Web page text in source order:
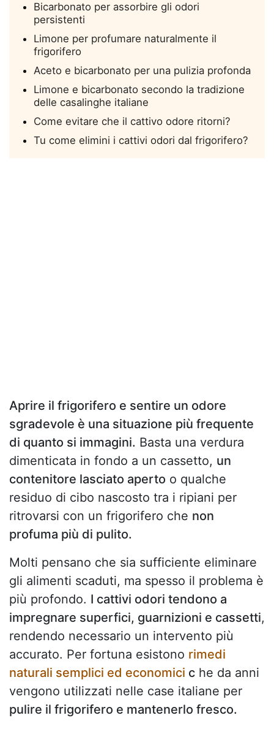
Bicarbonato per assorbire gli odori
persistenti
Limone per profumare naturalmente il
frigorifero
Aceto e bicarbonato per una pulizia profonda
Limone e bicarbonato secondo la tradizione
delle casalinghe italiane
Come evitare che il cattivo odore ritorni?
Tu come elimini i cattivi odori dal frigorifero?
Aprire il frigorifero e sentire un odore
sgradevole è una situazione più frequente
di quanto si immagini. Basta una verdura
dimenticata in fondo a un cassetto, un
contenitore lasciato aperto o qualche
residuo di cibo nascosto tra i ripiani per
ritrovarsi con un frigorifero che non
profuma più di pulito.
Molti pensano che sia sufficiente eliminare
gli alimenti scaduti, ma spesso il problema è
più profondo. I cattivi odori tendono a
impregnare superfici, guarnizioni e cassetti,
rendendo necessario un intervento più
accurato. Per fortuna esistono rimedi
naturali semplici ed economici c he da anni
vengono utilizzati nelle case italiane per
pulire il frigorifero e mantenerlo fresco.